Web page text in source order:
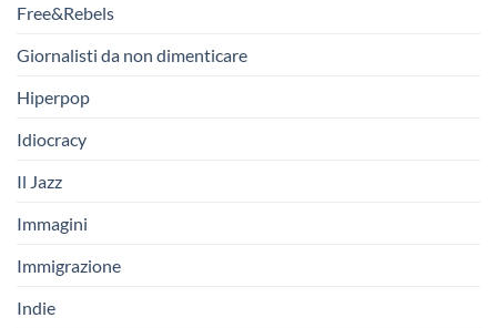
Free&Rebels
Giornalisti da non dimenticare
Hiperpop
Idiocracy
Il Jazz
Immagini
Immigrazione
Indie